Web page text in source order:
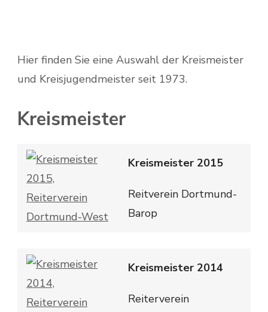
Hier finden Sie eine Auswahl der Kreismeister
und Kreisjugendmeister seit 1973.
Kreismeister
Kreismeister 2015
Reitverein Dortmund-
Barop
Kreismeister 2014
Reiterverein